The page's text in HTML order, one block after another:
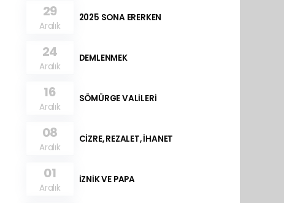
29
Aralık
2025 SONA ERERKEN
24
Aralık
DEMLENMEK
16
Aralık
SÖMÜRGE VALİLERİ
08
Aralık
CİZRE, REZALET, İHANET
01
Aralık
İZNİK VE PAPA